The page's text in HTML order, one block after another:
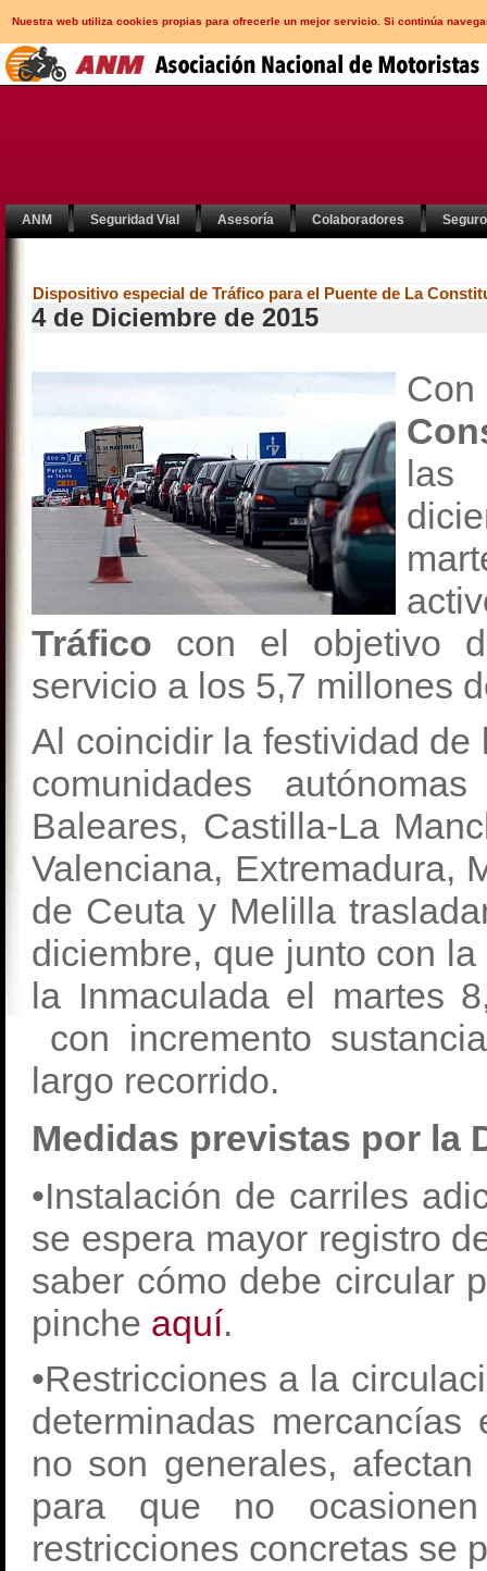
Nuestra web utiliza cookies propias para ofrecerle un mejor servicio. Si continúa
ANM Seguridad Vial Asesoría Colaboradores
Dispositivo especial de Tráfico para el Puente de La
4 de Diciembre de 2015
las
Tráfico con el objetivo
servicio a los 5,7 millones
Al coincidir la festividad
comunidades
Baleares, Castilla-La
Valenciana, Extremadura,
de Ceuta y Melilla
diciembre, que junto con
la Inmaculada el martes
con incremento
largo recorrido.
Medidas previstas por la
•Instalación de carriles
se espera mayor registro
saber cómo debe circular
pinche aquí.
•Restricciones a la
determinadas mercancías
no son generales,
para que no
restricciones concretas se